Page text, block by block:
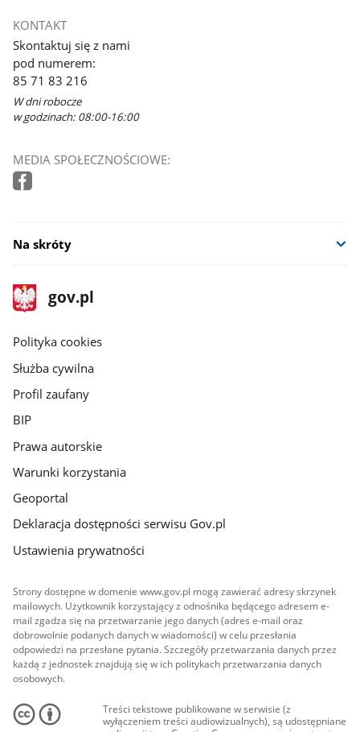
KONTAKT
Skontaktuj się z nami
pod numerem:
85 71 83 216
W dni robocze
w godzinach: 08:00-16:00
MEDIA SPOŁECZNOŚCIOWE:
Na skróty
stopka
gov.pl
Strona
gov.pl
gov.pl
Polityka cookies
Służba cywilna
Profil zaufany
BIP
Prawa autorskie
Warunki korzystania
Geoportal
Deklaracja dostępności serwisu Gov.pl
Ustawienia prywatności
Strony dostępne w domenie www.gov.pl mogą zawierać adresy skrzynek
mailowych. Użytkownik korzystający z odnośnika będącego adresem e-
mail zgadza się na przetwarzanie jego danych (adres e-mail oraz
dobrowolnie podanych danych w wiadomości) w celu przesłania
odpowiedzi na przesłane pytania. Szczegóły przetwarzania danych przez
każdą z jednostek znajdują się w ich politykach przetwarzania danych
osobowych.
Treści tekstowe publikowane w serwisie (z
wyłączeniem treści audiowizualnych), są udostępniane